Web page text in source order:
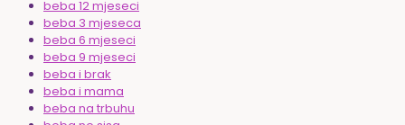
beba 12 mjeseci
beba 3 mjeseca
beba 6 mjeseci
beba 9 mjeseci
beba i brak
beba i mama
beba na trbuhu